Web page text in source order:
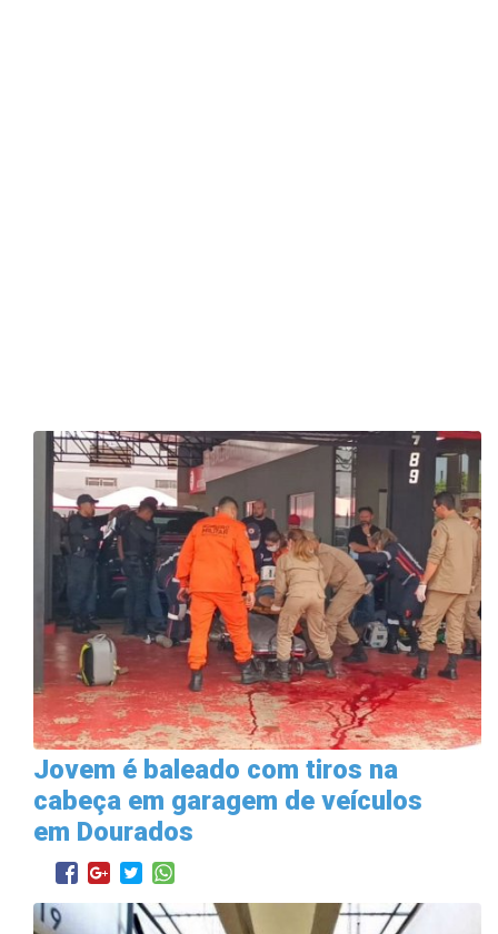
Jovem é baleado com tiros na
cabeça em garagem de veículos
em Dourados